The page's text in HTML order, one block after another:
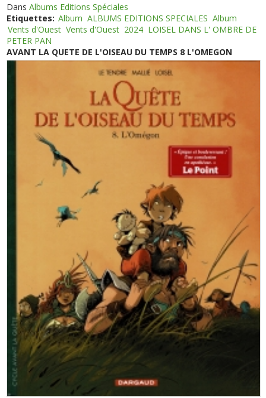
DansAlbums Editions Spéciales
Etiquettes: Album ALBUMS EDITIONS SPECIALES Album
Vents d'Ouest Vents d'Ouest 2024 LOISEL DANS L' OMBRE DE
PETER PAN
AVANT LA QUETE DE L'OISEAU DU TEMPS 8 L'OMEGON